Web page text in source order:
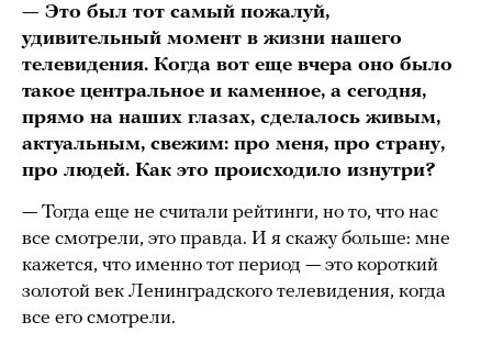
— Это был тот самый пожалуй,
удивительный момент в жизни нашего
телевидения. Когда вот еще вчера оно было
такое центральное и каменное, а сегодня,
прямо на наших глазах, сделалось живым,
актуальным, свежим: про меня, про страну,
про людей. Как это происходило изнутри?
— Тогда еще не считали рейтинги, но то, что нас
все смотрели, это правда. И я скажу больше: мне
кажется, что именно тот период — это короткий
золотой век Ленинградского телевидения, когда
все его смотрели.